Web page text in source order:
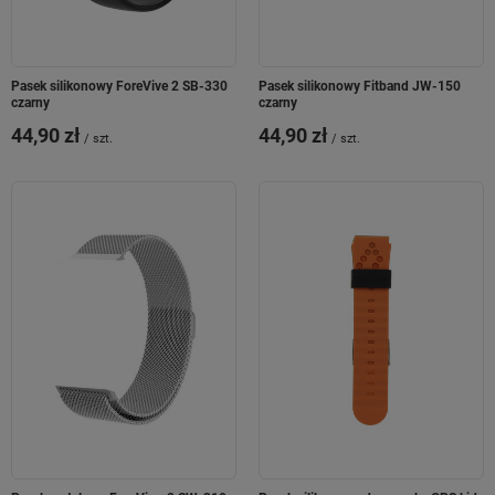
Pasek silikonowy ForeVive 2 SB-330
czarny
44,90 zł / szt.
Pasek silikonowy Fitband JW-150
czarny
44,90 zł / szt.